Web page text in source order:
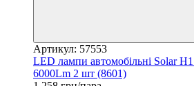
Артикул: 57553
LED лампи автомобільні Solar
6000Lm 2 шт (8601)